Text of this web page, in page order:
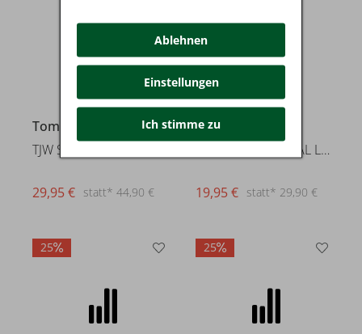
Tommy Jeans
statt* 44,90 €
29,95 €
Tommy Jeans
TJW REG ESSENTIAL LOGO 2 TEE E
statt* 29,90 €
19,95 €
25 25
Ablehnen
Einstellungen
Ich stimme zu